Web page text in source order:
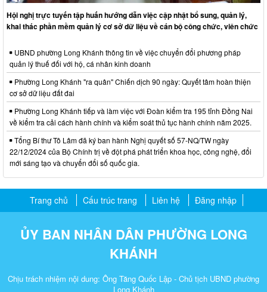
Hội nghị trực tuyến tập huấn hướng dẫn việc cập nhật bổ sung, quản lý,
khai thác phần mềm quản lý cơ sở dữ liệu về cán bộ công chức, viên chức
UBND phường Long Khánh thông tin về việc chuyển đổi phương pháp
quản lý thuế đối với hộ, cá nhân kinh doanh
Phường Long Khánh "ra quân" Chiến dịch 90 ngày: Quyết tâm hoàn thiện
cơ sở dữ liệu đất đai
Phường Long Khánh tiếp và làm việc với Đoàn kiểm tra 195 tỉnh Đồng Nai
về kiểm tra cải cách hành chính và kiểm soát thủ tục hành chính năm 2025.
Tổng Bí thư Tô Lâm đã ký ban hành Nghị quyết số 57-NQ/TW ngày
22/12/2024 của Bộ Chính trị về đột phá phát triển khoa học, công nghệ, đổi
mới sáng tạo và chuyển đổi số quốc gia.
Trang chủ Cấu trúc trang Liên hệ Đăng nhập
ỦY BAN NHÂN DÂN PHƯỜNG LONG
KHÁNH
Chịu trách nhiệm nội dung: Ông Tăng Quốc Lập - Chủ tịch UBND phường
Long Khánh